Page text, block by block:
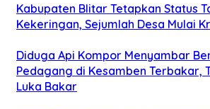
Kabupaten Blitar Tetapkan Status
Kekeringan, Sejumlah Desa Mulai
Diduga Api Kompor Menyambar
Pedagang di Kesamben Terbakar,
Luka Bakar